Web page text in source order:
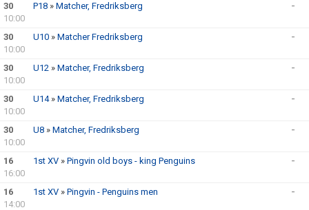
ÖVRIGT
ENGLISH
WEBSHOP
ANTIDOPING
LIU GYMNASIUM-RUGBY
30
10:00
P18 » Matcher, Fredriksberg -
30
10:00
U10 » Matcher Fredriksberg -
30
10:00
U12 » Matcher, Fredriksberg -
30
10:00
U14» Matcher, Fredriksberg -
30
10:00
U8 » Matcher, Fredriksberg -
16
16:00
1st XV » Pingvin old boys - king Penguins -
16
14:00
1st XV » Pingvin - Penguins men -